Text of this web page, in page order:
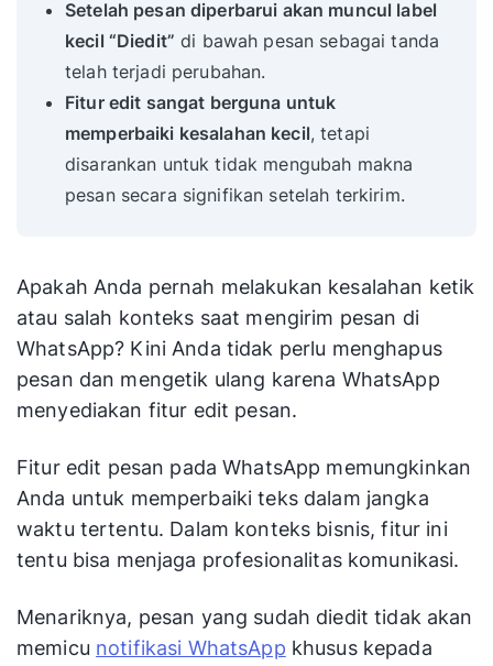
Setelah pesan diperbarui akan muncul label
kecil “Diedit” di bawah pesan sebagai tanda
telah terjadi perubahan.
Fitur edit sangat berguna untuk
memperbaiki kesalahan kecil, tetapi
disarankan untuk tidak mengubah makna
pesan secara signifikan setelah terkirim.
Apakah Anda pernah melakukan kesalahan ketik
atau salah konteks saat mengirim pesan di
WhatsApp? Kini Anda tidak perlu menghapus
pesan dan mengetik ulang karena WhatsApp
menyediakan fitur edit pesan.
Fitur edit pesan pada WhatsApp memungkinkan
Anda untuk memperbaiki teks dalam jangka
waktu tertentu. Dalam konteks bisnis, fitur ini
tentu bisa menjaga profesionalitas komunikasi.
Menariknya, pesan yang sudah diedit tidak akan
memicu notifikasi WhatsApp khusus kepada